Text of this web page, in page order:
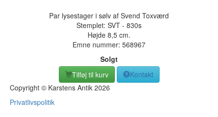
Par lysestager i sølv af Svend Toxværd
Stemplet: SVT - 830s
Højde 8,5 cm.
Emne nummer: 568967
Solgt
Tilføj til kurv
Kontakt
Copyright © Karstens Antik 2026
Privatlivspolitik